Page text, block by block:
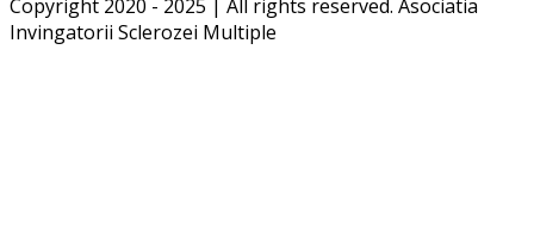
Copyright 2020 - 2025 | All rights reserved. Asociatia
Invingatorii Sclerozei Multiple